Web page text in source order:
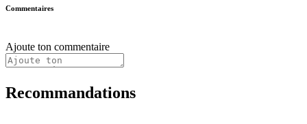
Commentaires
Ajoute ton commentaire
Recommandations